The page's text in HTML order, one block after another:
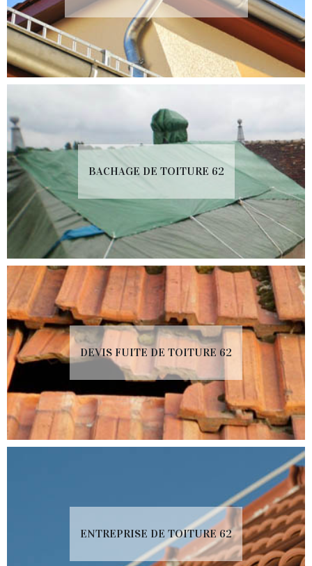
BACHAGE DE TOITURE 62
DEVIS FUITE DE TOITURE 62
ENTREPRISE DE TOITURE 62